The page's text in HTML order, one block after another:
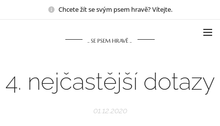
Chcete žít se svým psem hravě? Vítejte.
.. SE PSEM HRAVĚ ..
4. nejčastější dotazy
01.12.2020